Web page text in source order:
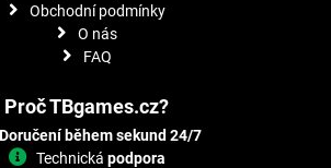
Obchodní podmínky
O nás
FAQ
Proč TBgames.cz?
Doručení během sekund 24/7
Technická podpora